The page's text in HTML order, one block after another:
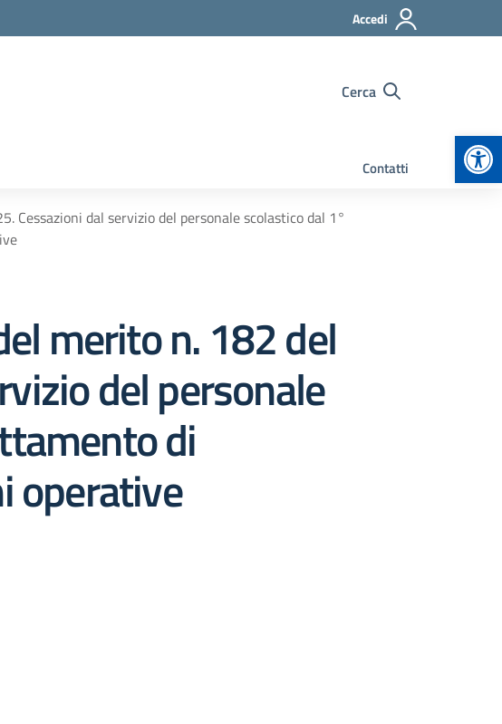
Accedi
Cerca
Contatti
Cessazioni dal servizio del personale scolastico dal 1°
merito n. 182 del
del personale
di
operative